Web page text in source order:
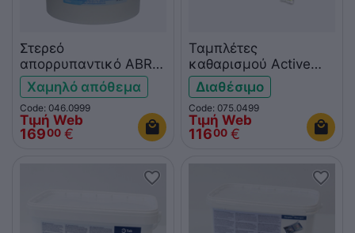
Στερεό
απορρυπαντικό ABRA
BOST
Χαμηλό απόθεμα
Code: 046.0999
Τιμή Web
16900 €
Ταμπλέτες
καθαρισμού Active
Green για Rational
iCombi 150 τεμάχια
Διαθέσιμο
Code: 075.0499
Τιμή Web
11600 €